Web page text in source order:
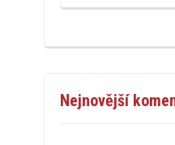
Nejnovější